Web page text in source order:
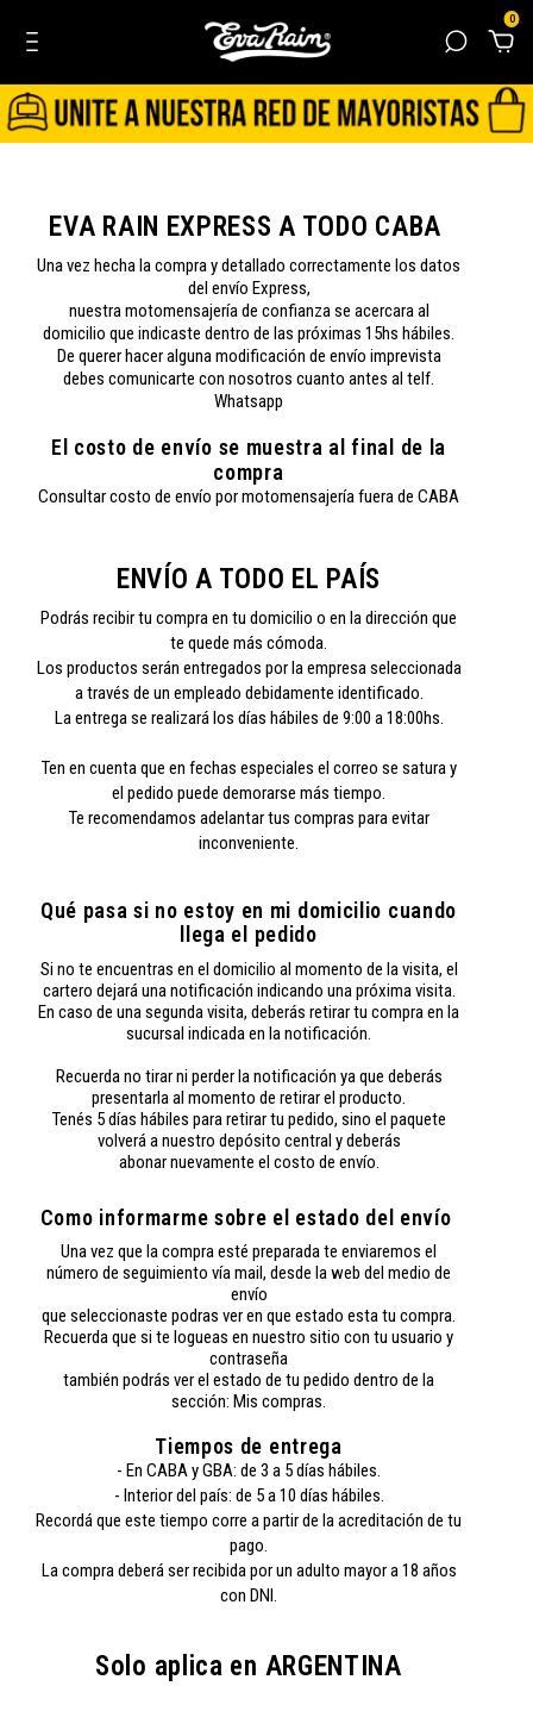
0
EVA RAIN EXPRESS A TODO CABA
Una vez hecha la compra y detallado correctamente los datos
del envío Express,
nuestra motomensajería de confianza se acercara al
domicilio que indicaste dentro de las próximas 15hs hábiles.
De querer hacer alguna modificación de envío imprevista
debes comunicarte con nosotros cuanto antes al telf.
Whatsapp
El costo de envío se muestra al final de la
compra
Consultar costo de envío por motomensajería fuera de CABA
ENVÍO A TODO EL PAÍS
Podrás recibir tu compra en tu domicilio o en la dirección que
te quede más cómoda.
Los productos serán entregados por la empresa seleccionada
a través de un empleado debidamente identificado.
La entrega se realizará los días hábiles de 9:00 a 18:00hs.
Ten en cuenta que en fechas especiales el correo se satura y
el pedido puede demorarse más tiempo.
Te recomendamos adelantar tus compras para evitar
inconveniente.
Qué pasa si no estoy en mi domicilio cuando
llega el pedido
Si no te encuentras en el domicilio al momento de la visita, el
cartero dejará una notificación indicando una próxima visita.
En caso de una segunda visita, deberás retirar tu compra en la
sucursal indicada en la notificación.
Recuerda no tirar ni perder la notificación ya que deberás
presentarla al momento de retirar el producto.
Tenés 5 días hábiles para retirar tu pedido, sino el paquete
volverá a nuestro depósito central y deberás
abonar nuevamente el costo de envío.
Como informarme sobre el estado del envío
Una vez que la compra esté preparada te enviaremos el
número de seguimiento vía mail, desde la web del medio de
envío
que seleccionaste podras ver en que estado esta tu compra.
Recuerda que si te logueas en nuestro sitio con tu usuario y
contraseña
también podrás ver el estado de tu pedido dentro de la
sección: Mis compras.
Tiempos de entrega
- En CABA y GBA: de 3 a 5 días hábiles.
- Interior del país: de 5 a 10 días hábiles.
Recordá que este tiempo corre a partir de la acreditación de tu
pago.
La compra deberá ser recibida por un adulto mayor a 18 años
con DNI.
Solo aplica en ARGENTINA